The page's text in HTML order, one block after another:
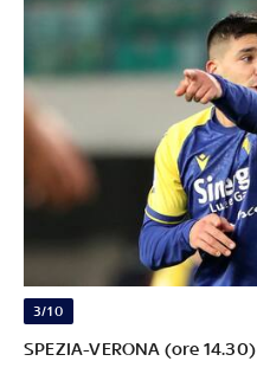
3/10
SPEZIA-VERONA (ore 14.30)